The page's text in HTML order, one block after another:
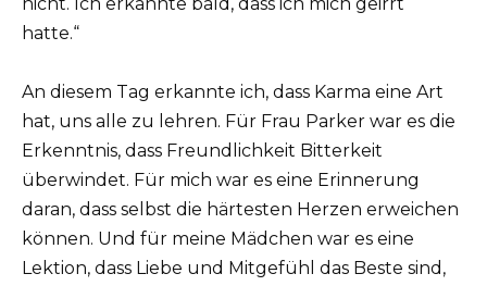
hatte.“
An diesem Tag erkannte ich, dass Karma eine Art
hat, uns alle zu lehren. Für Frau Parker war es die
Erkenntnis, dass Freundlichkeit Bitterkeit
überwindet. Für mich war es eine Erinnerung
daran, dass selbst die härtesten Herzen erweichen
können. Und für meine Mädchen war es eine
Lektion, dass Liebe und Mitgefühl das Beste sind,